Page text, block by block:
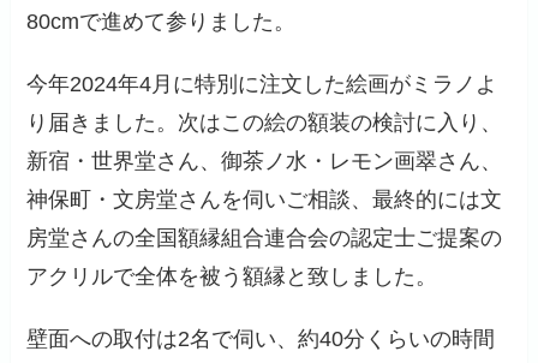
80cmで進めて参りました。
今年2024年4月に特別に注文した絵画がミラノよ
り届きました。次はこの絵の額装の検討に入り、
新宿・世界堂さん、御茶ノ水・レモン画翠さん、
神保町・文房堂さんを伺いご相談、最終的には文
房堂さんの全国額縁組合連合会の認定士ご提案の
アクリルで全体を被う額縁と致しました。
壁面への取付は2名で伺い、約40分くらいの時間